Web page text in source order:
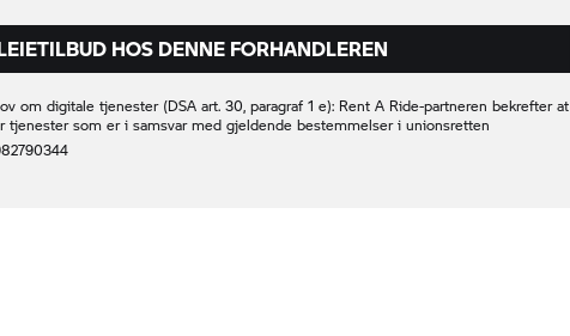
HOS DENNE FORHANDLEREN
om digitale tjenester (DSA art. 30, paragraf 1 e): Rent A Ride-partneren bekrefter at
tjenester som er i samsvar med gjeldende bestemmelser i unionsretten